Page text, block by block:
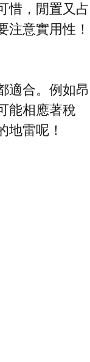
惜，閒置又占
注意實用性！
適合。例如昂
能相應著稅
地雷呢！